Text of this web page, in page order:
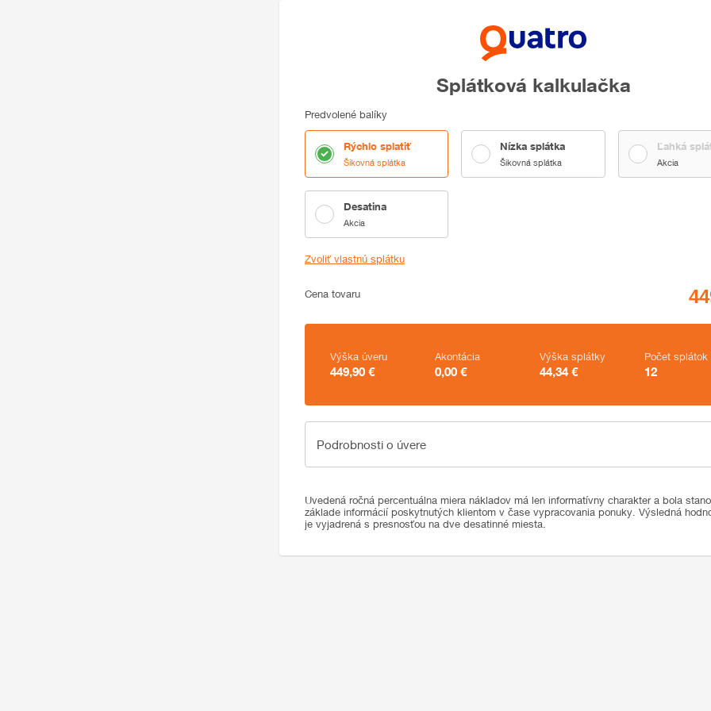
Splátková kalkulačka
Predvolené balíky
Rýchlo splatiť
Šikovná splátka
Nízka splátka
Šikovná splátka
Ľahká
Akcia
Desatina
Akcia
Zvoliť vlastnú splátku
Cena
Cena tovaru
Zhrnutie
Výška úveru
449,90 €
Akontácia
0,00 €
Výška splátky
44,34 €
Počet splátok
12
Podrobnosti o úvere
Podrobnosti o úvere
Uvedená ročná percentuálna miera nákladov má len informatívny charakter a bola
základe informácií poskytnutých klientom v čase vypracovania ponuky. Výsledná
je vyjadrená s presnosťou na dve desatinné miesta.